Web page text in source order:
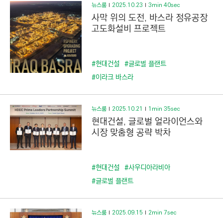
뉴스룸 2025.10.23 3min 40sec
사막 위의 도전, 바스라 정유공장
고도화설비 프로젝트
#현대건설 #글로벌 플랜트
#이라크 바스라
뉴스룸 2025.10.21 1min 35sec
현대건설, 글로벌 얼라이언스와
시장 맞춤형 공략 박차
#현대건설 #사우디아라비아
#글로벌 플랜트
뉴스룸 2025.09.15 2min 7sec